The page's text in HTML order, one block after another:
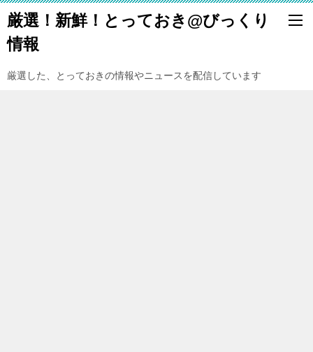
厳選！新鮮！とっておき@びっくり
情報
厳選した、とっておきの情報やニュースを配信しています